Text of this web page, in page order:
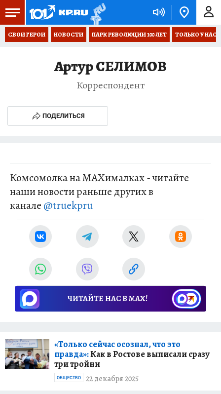
СВОИ ГЕРОИ НОВОСТИ ПАРК РЕВОЛЮЦИИ 100 ЛЕТ ТОЛЬКО У НАС
Артур СЕЛИМОВ
Корреспондент
ПОДЕЛИТЬСЯ
Комсомолка на MAXималках - читайте
наши новости раньше других в
канале @truekpru
ЧИТАЙТЕ НАС В МАХ!
«Только сейчас осознал, что это
правда»:Как в Ростове выписали сразу
три тройни
22 декабря 2025
ОБЩЕСТВО